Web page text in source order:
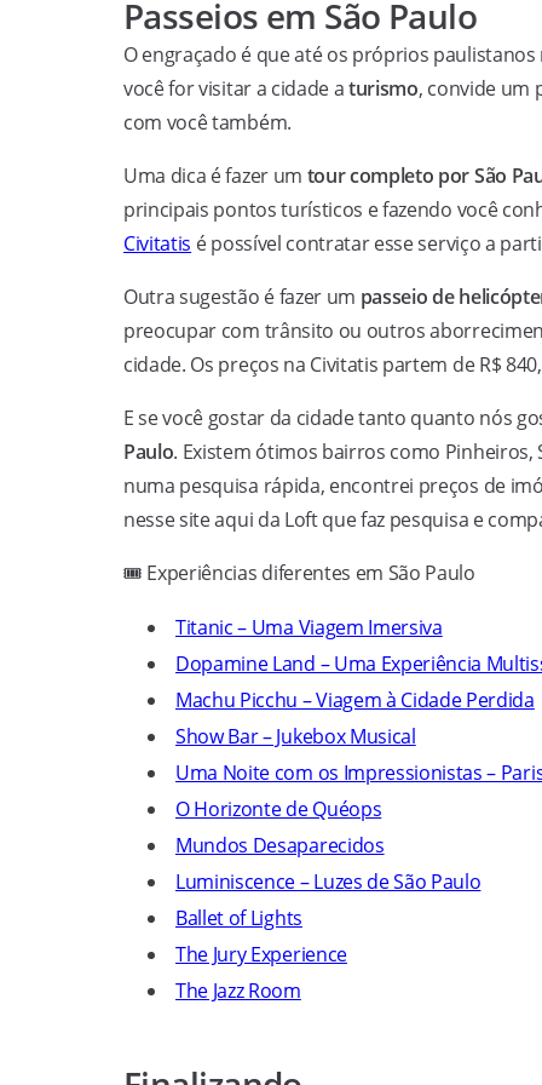
Passeios em São Paulo
O engraçado é que até os próprios
você for visitar a cidade aturismo, convide um
com você também.
Uma dica é fazer um tour completo por São
principais pontos turísticos e fazendo você
Civitatis é possível contratar esse serviço a
Outra sugestão é fazer um passeio de
preocupar com trânsito ou outros
cidade. Os preços na Civitatis partem de R$
E se você gostar da cidade tanto quanto nós
Paulo. Existem ótimos bairros como Pinheiros,
numa pesquisa rápida, encontrei preços de
nesse site aqui da Loft que faz pesquisa e
🎟️ Experiências diferentes em São Paulo
Titanic – Uma Viagem Imersiva
Dopamine Land – Uma Experiência
Machu Picchu – Viagem à Cidade Perdida
Show Bar – Jukebox Musical
Uma Noite com os Impressionistas –
O Horizonte de Quéops
Mundos Desaparecidos
Luminiscence – Luzes de São Paulo
Ballet of Lights
The Jury Experience
The Jazz Room